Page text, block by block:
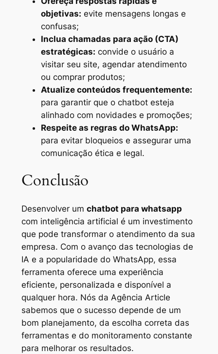
objetivas: evite mensagens longas e
confusas;
Inclua chamadas para ação (CTA)
estratégicas: convide o usuário a
visitar seu site, agendar atendimento
ou comprar produtos;
Atualize conteúdos frequentemente:
para garantir que o chatbot esteja
alinhado com novidades e promoções;
Respeite as regras do WhatsApp:
para evitar bloqueios e assegurar uma
comunicação ética e legal.
Conclusão
Desenvolver um chatbot para whatsapp
com inteligência artificial é um investimento
que pode transformar o atendimento da sua
empresa. Com o avanço das tecnologias de
IA e a popularidade do WhatsApp, essa
ferramenta oferece uma experiência
eficiente, personalizada e disponível a
qualquer hora. Nós da Agência Article
sabemos que o sucesso depende de um
bom planejamento, da escolha correta das
ferramentas e do monitoramento constante
para melhorar os resultados.